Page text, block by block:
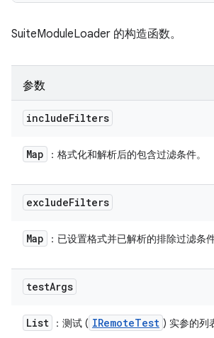
SuiteModuleLoader 的构造函数。
参数
includeFilters
Map ：格式化和解析后的包含过滤条件。
excludeFilters
Map ：已设置格式并已解析的排除过滤条件
testArgs
List ：测试 ( IRemoteTest ) 实参的列